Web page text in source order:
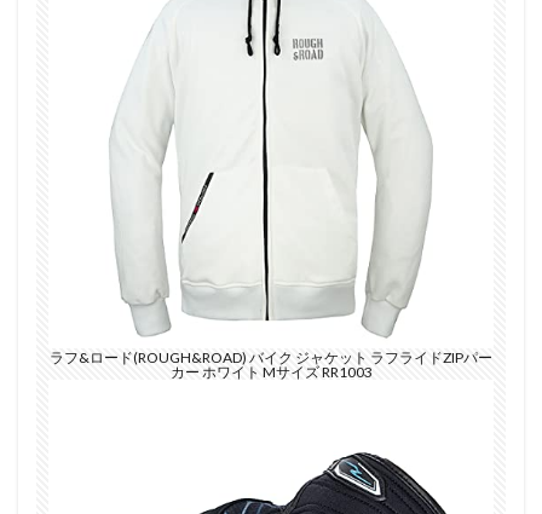
ラフ&ロード(ROUGH&ROAD) バイク ジャケット ラフライドZIPパー
カー ホワイト Mサイズ RR1003